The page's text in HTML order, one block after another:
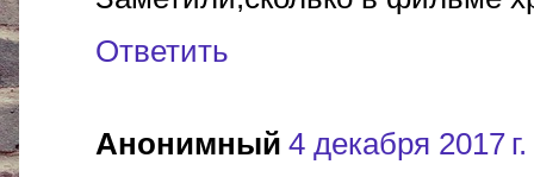
Ответить
Анонимный 4 декабря 2017